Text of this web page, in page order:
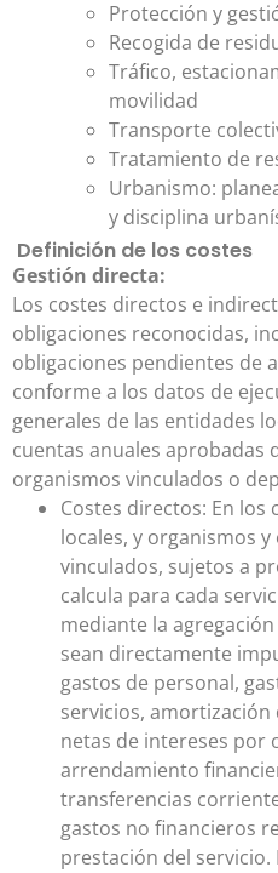
Protección y
Recogida de
Tráfico,
movilidad
Transporte
Tratamiento de
Urbanismo:
y disciplina
Definición de los costes
Gestión directa:
Los costes directos e
obligaciones reconocidas,
obligaciones pendientes de
conforme a los datos de
generales de las entidades
cuentas anuales aprobadas
organismos vinculados o
Costes directos: En los
locales, y organismos
vinculados, sujetos a
calcula para cada
mediante la
sean directamente
gastos de personal,
servicios,
netas de intereses por
arrendamiento
transferencias
gastos no financieros
prestación del servicio.